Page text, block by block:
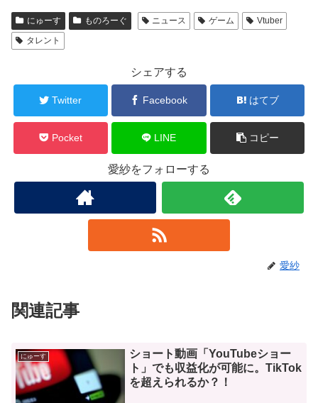
にゅーす ものろーぐ ニュース ゲーム
Vtuber
タレント
シェアする
Twitter Facebook はてブ
Pocket LINE コピー
愛紗をフォローする
愛紗
関連記事
にゅーす
ショート動画「YouTubeショー
ト」でも収益化が可能に。TikTok
を超えられるか？！